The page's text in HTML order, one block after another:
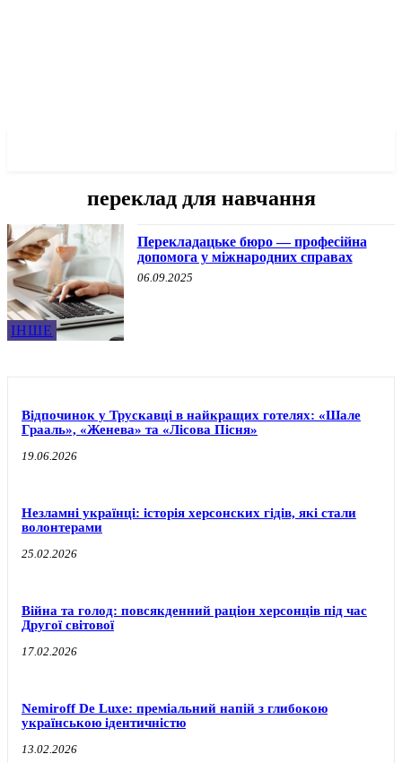
переклад для навчання
ІНШЕ
Перекладацьке бюро — професійна
допомога у міжнародних справах
06.09.2025
Відпочинок у Трускавці в найкращих готелях: «Шале
Грааль», «Женева» та «Лісова Пісня»
19.06.2026
Незламні українці: історія херсонских гідів, які стали
волонтерами
25.02.2026
Війна та голод: повсякденний раціон херсонців під час
Другої світової
17.02.2026
Nemiroff De Luxe: преміальний напій з глибокою
українською ідентичністю
13.02.2026